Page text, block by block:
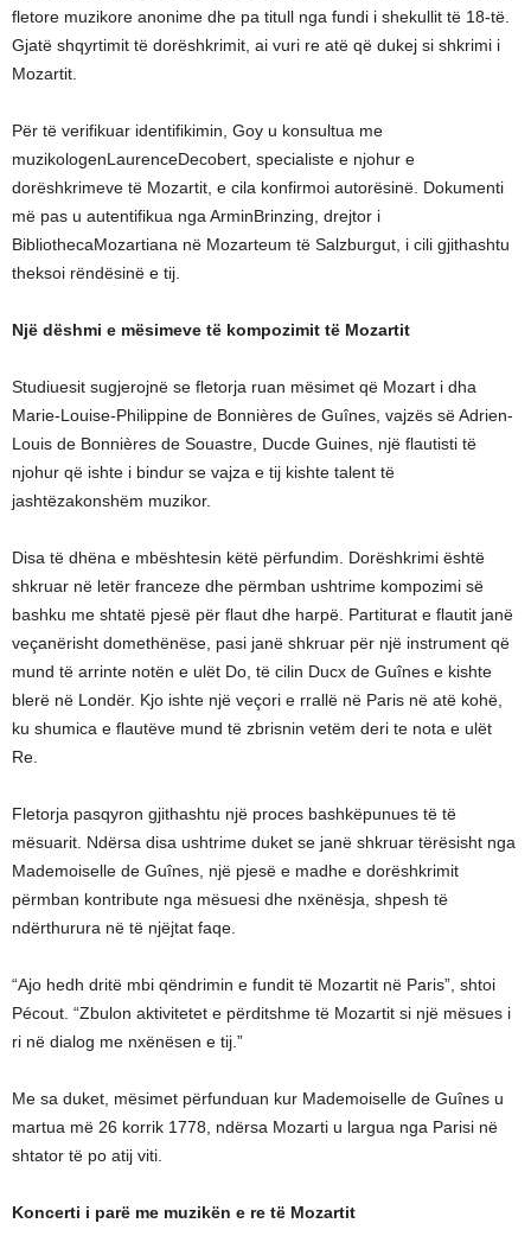
fletore muzikore anonime dhe pa titull nga fundi i shekullit të 18-të.
Gjatë shqyrtimit të dorëshkrimit, ai vuri re atë që dukej si shkrimi i
Mozartit.
Për të verifikuar identifikimin, Goy u konsultua me
muzikologenLaurenceDecobert, specialiste e njohur e
dorëshkrimeve të Mozartit, e cila konfirmoi autorësinë. Dokumenti
më pas u autentifikua nga ArminBrinzing, drejtor i
BibliothecaMozartiana në Mozarteum të Salzburgut, i cili gjithashtu
theksoi rëndësinë e tij.
Një dëshmi e mësimeve të kompozimit të Mozartit
Studiuesit sugjerojnë se fletorja ruan mësimet që Mozart i dha
Marie-Louise-Philippine de Bonnières de Guînes, vajzës së Adrien-
Louis de Bonnières de Souastre, Ducde Guines, një flautisti të
njohur që ishte i bindur se vajza e tij kishte talent të
jashtëzakonshëm muzikor.
Disa të dhëna e mbështesin këtë përfundim. Dorëshkrimi është
shkruar në letër franceze dhe përmban ushtrime kompozimi së
bashku me shtatë pjesë për flaut dhe harpë. Partiturat e flautit janë
veçanërisht domethënëse, pasi janë shkruar për një instrument që
mund të arrinte notën e ulët Do, të cilin Ducx de Guînes e kishte
blerë në Londër. Kjo ishte një veçori e rrallë në Paris në atë kohë,
ku shumica e flautëve mund të zbrisnin vetëm deri te nota e ulët
Re.
Fletorja pasqyron gjithashtu një proces bashkëpunues të të
mësuarit. Ndërsa disa ushtrime duket se janë shkruar tërësisht nga
Mademoiselle de Guînes, një pjesë e madhe e dorëshkrimit
përmban kontribute nga mësuesi dhe nxënësja, shpesh të
ndërthurura në të njëjtat faqe.
“Ajo hedh dritë mbi qëndrimin e fundit të Mozartit në Paris”, shtoi
Pécout. “Zbulon aktivitetet e përditshme të Mozartit si një mësues i
ri në dialog me nxënësen e tij.”
Me sa duket, mësimet përfunduan kur Mademoiselle de Guînes u
martua më 26 korrik 1778, ndërsa Mozarti u largua nga Parisi në
shtator të po atij viti.
Koncerti i parë me muzikën e re të Mozartit